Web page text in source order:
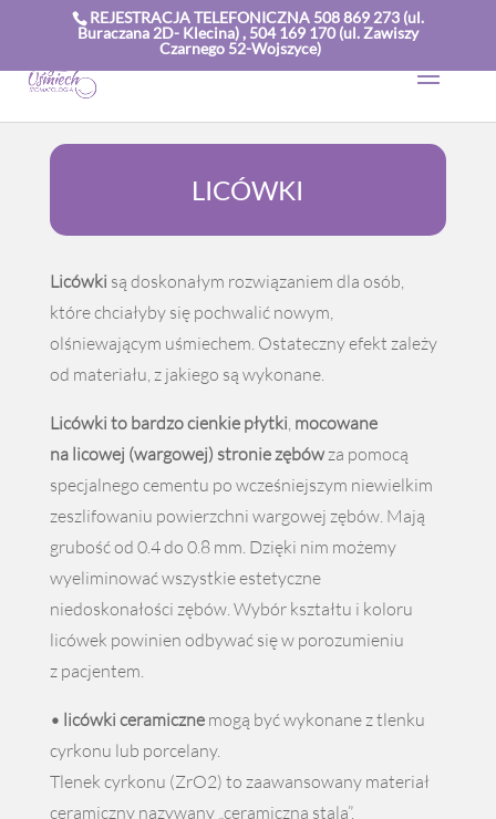
REJESTRACJA TELEFONICZNA 508 869 273 (ul.
Buraczana 2D- Klecina) , 504 169 170 (ul. Zawiszy
Czarnego 52-Wojszyce)
LICÓWKI
Licówki są doskonałym rozwiązaniem dla osób,
które chciałyby się pochwalić nowym,
olśniewającym uśmiechem. Ostateczny efekt zależy
od materiału, z jakiego są wykonane.
Licówki to bardzo cienkie płytki, mocowane
na licowej (wargowej) stronie zębówza pomocą
specjalnego cementu po wcześniejszym niewielkim
zeszlifowaniu powierzchni wargowej zębów. Mają
grubość od 0.4 do 0.8 mm. Dzięki nim możemy
wyeliminować wszystkie estetyczne
niedoskonałości zębów. Wybór kształtu i koloru
licówek powinien odbywać się w porozumieniu
z pacjentem.
• licówki ceramicznemogą być wykonane z tlenku
cyrkonu lub porcelany.
Tlenek cyrkonu (ZrO2) to zaawansowany materiał
ceramiczny nazywany „ceramiczną stalą”.